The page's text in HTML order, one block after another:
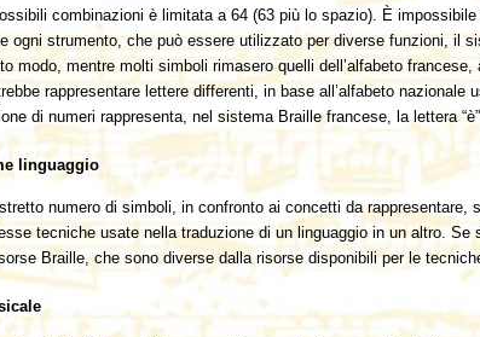
combinazioni è limitata a 64 (63 più lo spazio). È
ogni strumento, che può essere utilizzato per diverse funzioni, il
modo, mentre molti simboli rimasero quelli dell’alfabeto
rappresentare lettere differenti, in base all’alfabeto
di numeri rappresenta, nel sistema Braille francese, la lettera
linguaggio
numero di simboli, in confronto ai concetti da rappresentare,
tecniche usate nella traduzione di un linguaggio in un altro.
Braille, che sono diverse dalla risorse disponibili per le